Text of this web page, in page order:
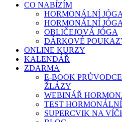
CO NABÍZÍM
HORMONÁLNÍ
HORMONÁLNÍ
OBLIČEJOVÁ JÓGA
DÁRKOVÉ
ONLINE KURZY
KALENDÁŘ
ZDARMA
E-BOOK
ŽLÁZY
WEBINÁŘ
TEST
SUPERCVIK NA